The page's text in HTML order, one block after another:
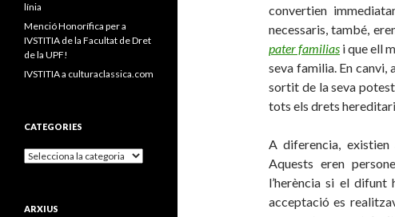
convertien
necessaris, també,
pater familias i que ell
seva familia. En canvi,
sortit de la seva
tots els drets
A diferencia, existien
Aquests eren
l’herència si el difunt
acceptació es
línia
Menció Honorífica per a
IVSTITIA de la Facultat de Dret
de la UPF!
IVSTITIA a culturaclassica.com
CATEGORIES
C
g
ARXIUS